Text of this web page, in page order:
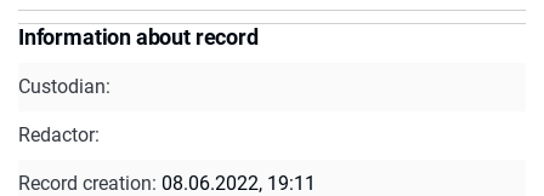
Information about record
Custodian:
Redactor:
Record creation: 08.06.2022, 19:11